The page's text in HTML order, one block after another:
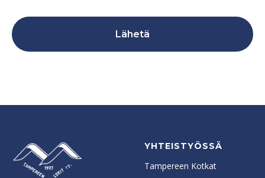
Lähetä
YHTEISTYÖSSÄ
Tampereen Kotkat